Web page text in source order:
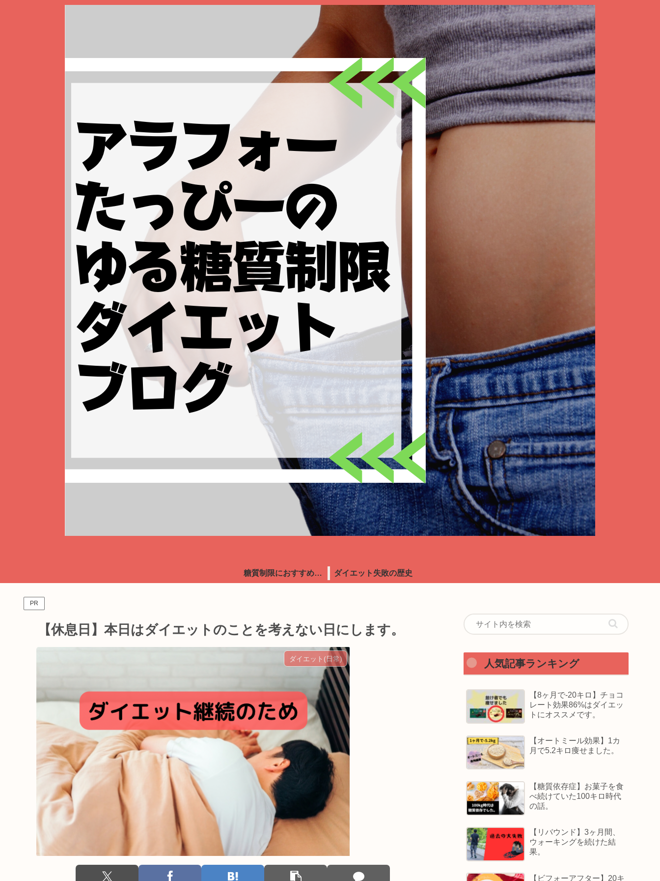
糖質制限におすすめ食品 ダイエット失敗の歴史
PR
【休息日】本日はダイエットのことを考えない日にします。
ダイエット(日常) 人気記事ランキング
【8ヶ月で-20キロ】チョコ
レート効果86%はダイエッ
トにオススメです。
【オートミール効果】1カ
月で5.2キロ痩せました。
【糖質依存症】お菓子を食
べ続けていた100キロ時代
の話。
【リバウンド】3ヶ月間、
ウォーキングを続けた結
果。
【ビフォーアフター】20キ